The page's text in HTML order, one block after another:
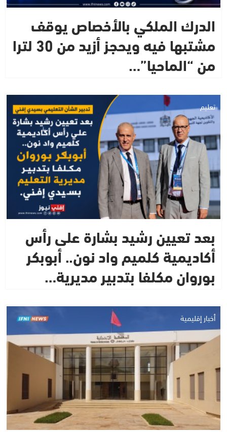
الدرك الملكي بالأخصاص يوقف
مشتبها فيه ويحجز أزيد من 30 لترا
من “الماحيا”…
تعليم
بعد تعيين رشيد بشارة على رأس
أكاديمية كلميم واد نون.. أبوبكر
بوروان مكلفا بتدبير مديرية…
أخبار إقليمية